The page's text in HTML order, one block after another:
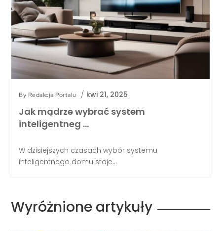
By Redakcja Portalu / kwi 21, 2025
Jak mądrze wybrać system
inteligentneg …
W dzisiejszych czasach wybór systemu
inteligentnego domu staje...
Wyróżnione artykuły